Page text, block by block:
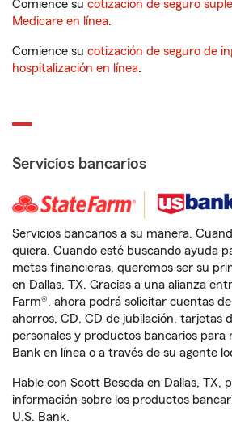
Comience su cotización de seguro
Medicare en línea.
Comience su cotización de seguro de
hospitalización en línea.
Servicios bancarios
Servicios bancarios a su manera.
quiera. Cuando esté buscando ayuda
metas financieras, queremos ser su
en Dallas, TX. Gracias a una alianza
Farm®, ahora podrá solicitar cuentas
ahorros, CD, CD de jubilación, tarjetas
personales y productos bancarios para
Bank en línea o a través de su agente
Hable con Scott Beseda en Dallas, TX,
información sobre los productos
U.S. Bank.